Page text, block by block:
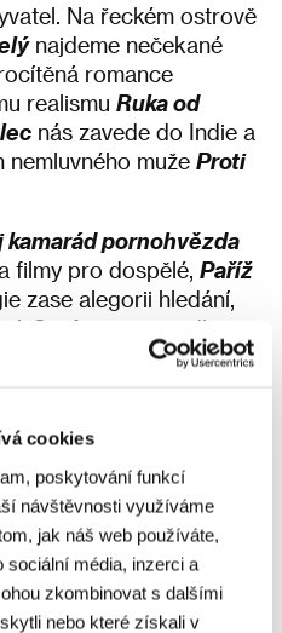
cookies
poskytování funkcí
návštěvnosti využíváme
jak náš web používáte,
média, inzerci a
zkombinovat s dalšími
nebo které získali v
Na řeckém ostrově
najdeme nečekané
romance
realismu Ruka od
nás zavede do Indie a
muže Proti
kamarád pornohvězda
filmy pro dospělé, Paříž
zase alegorii hledání,
Spalovna
převedla na
japonské autorky Kaori
nepřestávají snít o
turistickému
na okraj. Na okraji,
fotografRain Catcher
mu vynesou věhlas
se s nevšedními